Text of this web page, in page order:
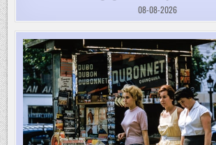
08-08-2026